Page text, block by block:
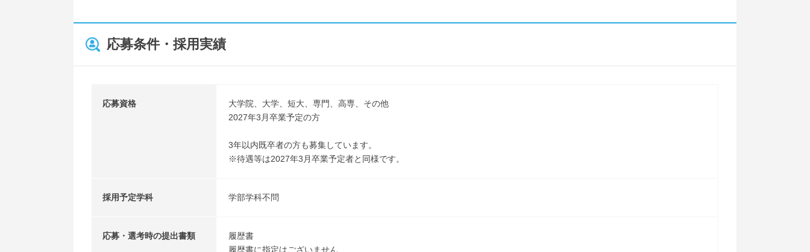
応募条件・採用実績
応募資格
大学院、大学、短大、専門、高専、その他
2027年3月卒業予定の方
3年以内既卒者の方も募集しています。
※待遇等は2027年3月卒業予定者と同様です。
採用予定学科 学部学科不問
応募・選考時の提出書類
履歴書
履歴書に指定はございません